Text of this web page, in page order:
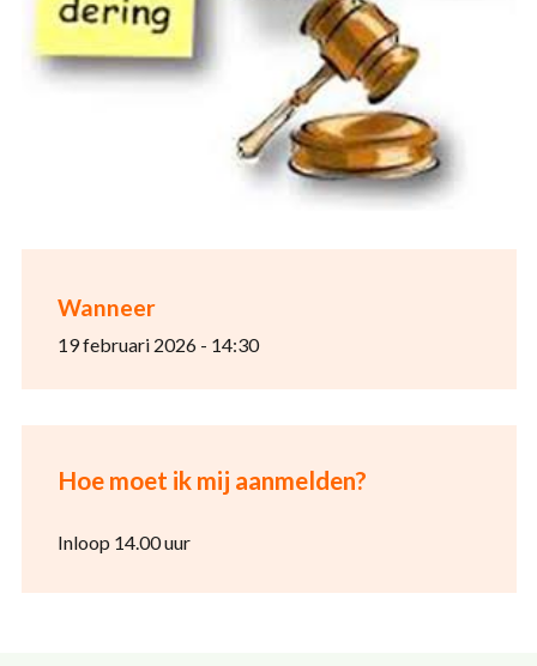
Wanneer
19 februari 2026 - 14:30
Hoe moet ik mij aanmelden?
Inloop 14.00 uur